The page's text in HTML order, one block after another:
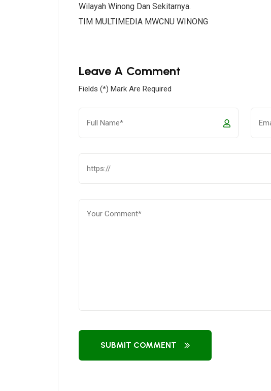
Wilayah Winong Dan Sekitarnya.
TIM MULTIMEDIA MWCNU WINONG
Leave A Comment
Fields (*) Mark Are Required
SUBMIT COMMENT